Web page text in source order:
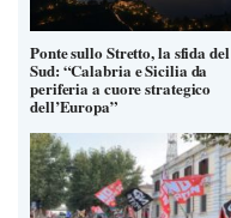
Ponte sullo Stretto, la sfida del
Sud: “Calabria e Sicilia da
periferia a cuore strategico
dell’Europa”